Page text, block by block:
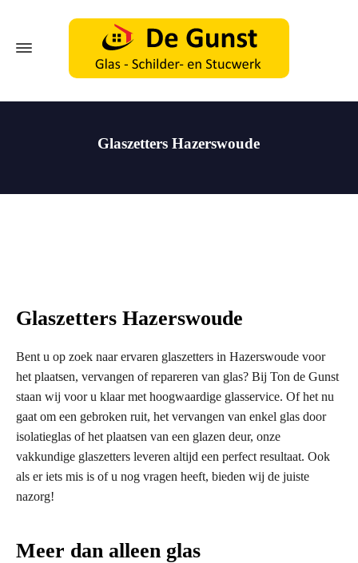
Glaszetters Hazerswoude
Glaszetters Hazerswoude
Bent u op zoek naar ervaren glaszetters in Hazerswoude voor
het plaatsen, vervangen of repareren van glas? Bij Ton de Gunst
staan wij voor u klaar met hoogwaardige glasservice. Of het nu
gaat om een gebroken ruit, het vervangen van enkel glas door
isolatieglas of het plaatsen van een glazen deur, onze
vakkundige glaszetters leveren altijd een perfect resultaat. Ook
als er iets mis is of u nog vragen heeft, bieden wij de juiste
nazorg!
Meer dan alleen glas